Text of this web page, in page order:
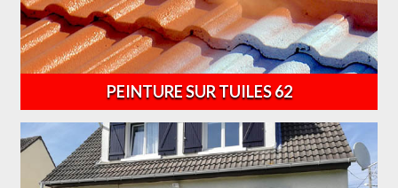
PEINTURE SUR TUILES 62